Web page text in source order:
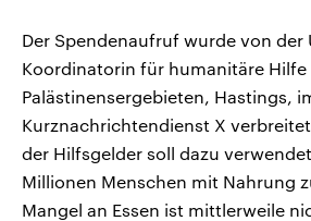
Der Spendenaufruf wurde von der
Koordinatorin für humanitäre Hilfe
Palästinensergebieten, Hastings,
Kurznachrichtendienst X
der Hilfsgelder soll dazu
Millionen Menschen mit Nahrung
Mangel an Essen ist mittlerweile